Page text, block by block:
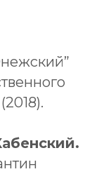
(2018).